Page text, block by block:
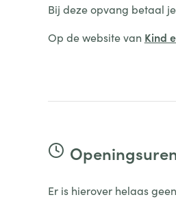
Bij deze opvang betaal
Op de website van Kind
Er is hierover helaas